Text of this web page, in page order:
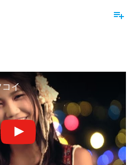
playlist_add
コイ